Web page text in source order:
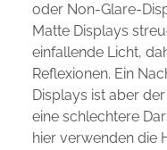
oder Non-Glare-
Matte Displays
einfallende Licht,
Reflexionen. Ein
Displays ist aber
eine schlechtere
hier verwenden die